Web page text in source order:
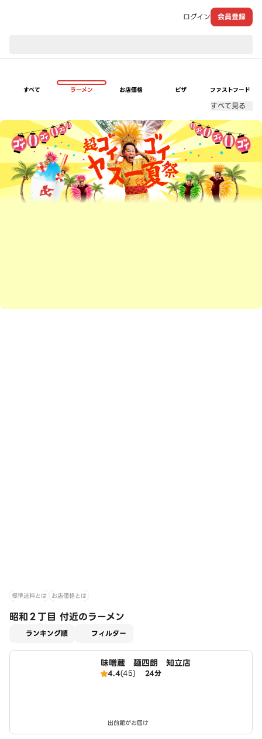
ログイン 会員登録
すべて ラーメン お店価格 ピザ ファストフード
すべて見る
超ゴイゴイヤスー夏祭
標準送料とは お店価格とは
昭和２丁目 付近のラーメン
ランキング順 フィルター
味噌蔵 麺四朗 知立店
4.4(45) 24分
出前館がお届け